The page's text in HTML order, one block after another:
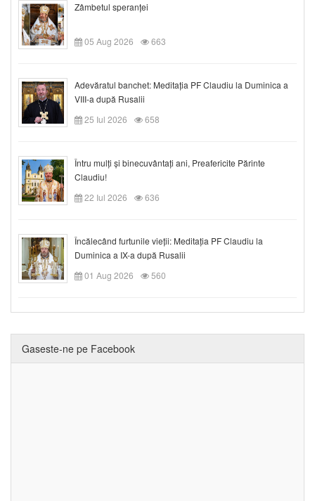
Zâmbetul speranței
05 Aug 2026 663
Adevăratul banchet: Meditația PF Claudiu la Duminica a
VIII-a după Rusalii
25 Iul 2026
658
Întru mulți și binecuvântați ani, Preafericite Părinte
Claudiu!
22 Iul 2026
636
Încălecând furtunile vieții: Meditația PF Claudiu la
Duminica a IX-a după Rusalii
01 Aug 2026
560
Gaseste-ne pe Facebook